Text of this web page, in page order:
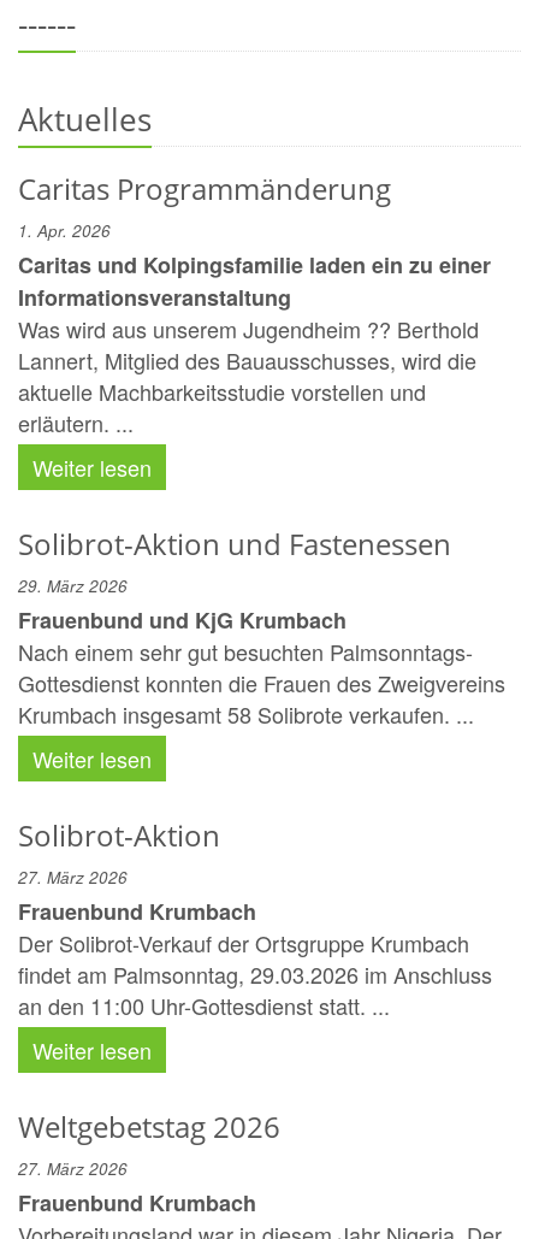
------
Aktuelles
Caritas Programmänderung
1. Apr. 2026
Caritas und Kolpingsfamilie laden ein zu einer
Informationsveranstaltung
Was wird aus unserem Jugendheim ?? Berthold
Lannert, Mitglied des Bauausschusses, wird die
aktuelle Machbarkeitsstudie vorstellen und
erläutern. ...
Weiter lesen
Solibrot-Aktion und Fastenessen
29. März 2026
Frauenbund und KjG Krumbach
Nach einem sehr gut besuchten Palmsonntags-
Gottesdienst konnten die Frauen des Zweigvereins
Krumbach insgesamt 58 Solibrote verkaufen. ...
Weiter lesen
Solibrot-Aktion
27. März 2026
Frauenbund Krumbach
Der Solibrot-Verkauf der Ortsgruppe Krumbach
findet am Palmsonntag, 29.03.2026 im Anschluss
an den 11:00 Uhr-Gottesdienst statt. ...
Weiter lesen
Weltgebetstag 2026
27. März 2026
Frauenbund Krumbach